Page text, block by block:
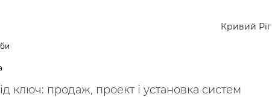
Кривий Ріг
ключ: продаж, проект і установка систем